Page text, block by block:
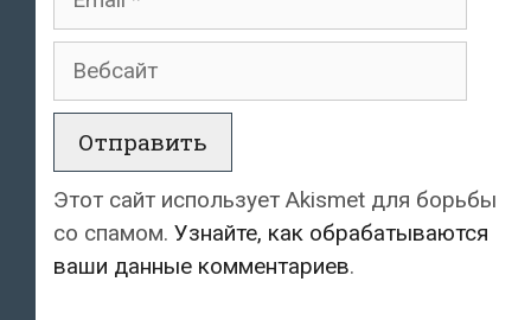
Вебсайт
Этот сайт использует Akismet для борьбы
со спамом. Узнайте, как обрабатываются
ваши данные комментариев.